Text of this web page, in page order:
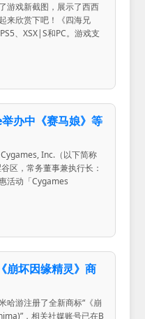
游戏新截图，展示了西西
来欣赏下吧！《四海兄
、XSX|S和PC。游戏支
办中《赛马娘》等
Inc.（以下简称
区，常务董事兼执行长：
活动「Cygames
崩坏因缘精灵》商
哈游注册了全新商标“《崩
，相关社媒账号已在B